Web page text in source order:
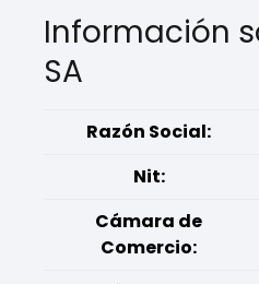
Información
SA
Razón Social:
Nit:
Cámara de
Comercio: